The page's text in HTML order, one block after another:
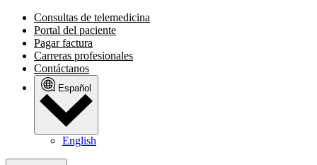
Consultas de telemedicina
Portal del paciente
Pagar factura
Carreras profesionales
Contáctanos
Español
English